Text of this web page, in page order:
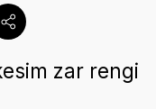
zar rengi